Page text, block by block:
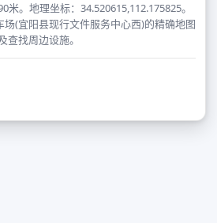
。地理坐标：34.520615,112.175825。
(宜阳县现行文件服务中心西)的精确地图
查找周边设施。